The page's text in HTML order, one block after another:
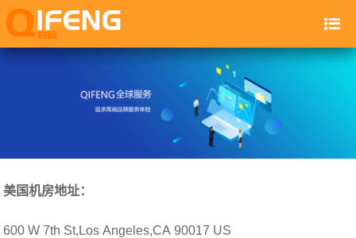
美国机房地址：
600 W 7th St,Los Angeles,CA 90017 US